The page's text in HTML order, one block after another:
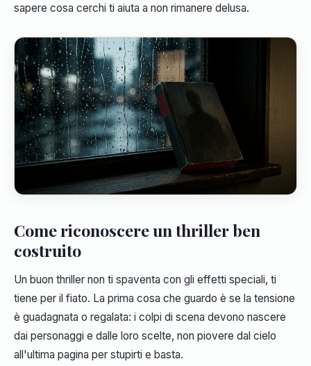
sapere cosa cerchi ti aiuta a non rimanere delusa.
Come riconoscere un thriller ben
costruito
Un buon thriller non ti spaventa con gli effetti speciali, ti
tiene per il fiato. La prima cosa che guardo è se la tensione
è guadagnata o regalata: i colpi di scena devono nascere
dai personaggi e dalle loro scelte, non piovere dal cielo
all'ultima pagina per stupirti e basta.